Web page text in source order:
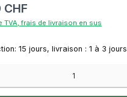
TVA, frais de livraison en sus
15 jours, livraison : 1 à 3 jours